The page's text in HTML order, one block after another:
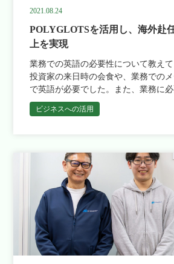
したか？ 玉木さん：一人ひとりに専
「ここが弱いから重点的にやっていく
バイスをくれたり、逆に僕が「こうい
けたい」と言えば、それに合わせて調
しました。二人三脚で一緒にプログラ
感じです。 1日どれくらいの学習時間
玉木さん：まちまちですが、平日は
て勉強するようにしていました。パ
にあるZoomの授業で講師に直接質問
した。 ご自身の中で変化を感じ始め
ょうか？ 玉木さん：単語や言い回し
増えていくので、そういう意味では
化を感じは感じました。ただ、4ヶ月
うか、街なかで流れている洋楽の歌
ようになったんです。 それまでは「音」にしか聞こえ
ていなかったものが、急に「言語」
送金したいんだけれど」といったイレ
受けることがあり、そういった時に瞬
できない、ということがありました。 ＜小林さんのス
小林さん：はい、例えばトランプ大統
ですとか、テレビから英語が流れて
にしてますし、あとは通勤時にポッ
います。最初は文が長いと全然聞き取
が、今はそれがちょっと聞けるように
ただいたんです。新しいことを教わ
りました。 --これからも英語は続けていきたいですか？
小林さん：はい、継続をしない事に
終わった後も「レシピー」のアプリ
今は会社からTOEIC受験の補助が出
て、やってみようという気になって
は、TOEICを受験する気なんて全く
今後はできるだけ受験を続けて、自
果が出せたらいいなと思っています。 --マインドが変
本当に良かった！」と思っています。 --具体的にはどん
なレッスン内容だったのでしょうか
１文書いていく英作文の課題が出され
日やって、週に１回のレッスンでまと
ードバックを受ける、というようなこ
スン以外ではアプリの「レシピー」
シリーズ」（レベル別の読み物が収録
スト結果＞ --研修期間は6ヶ月でしたが、研修の前後を
聞き取れるようになってきていたり
も英語のアナウンスが自然と耳に入っ
り、少し耳が慣れてきたんだなと成
--ありがとうございます。6ヶ月の研
での研修担当のお二人の感触を教え
佐藤さん：よかったと思います！ 藁科さん：終了後、
受講者全員にヒアリングしたのです
非常に高かったです。特にトレーナ
どかしく感じていました。 ――そうなのですね。そこ
で英語研修をお探しになられたとい
厨川さん： 以前に集合研修を受けたことがありました
が、スケジュール調整が難しかった
が大きかったりという課題がありま
リやマンツーマンでのオンラインレ
リ「レシピー」には職業別のフレー
ェッショナル英会話」というコンテン
が、研修の導入にあたって、寿司屋
ことが大きいです。魚の名前などの
えるフレーズなど非常に実用的な学
らいました。また、これに合わせて
もカスタマイズいただけるとのご提
め手となりました。 ――実際に学習をされてみていか
2021.08.24
POLYGLOTSを活用し、海外赴
上を実現
業務での英語の必要性について教え
投資家の来日時の会食や、業務での
で英語が必要でした。また、業務に
インプットをする必要があります。海
いたこともあり、今後は仕事上での英
マンツーマンレッスンを受けていまし
スして、英語スクールに１年ほど通
ます。 受講する前に抱えていた課題
さい。 赴任を前にして週１回の英語
と感じていて、スピーキングの機会
備をしていきたいと思っていました
彙力も足りないと感じ、スピーキン
リーディングスキルも同時に向上さ
ました。 ポリグロッツのパーソナル
ビジネスへの活用